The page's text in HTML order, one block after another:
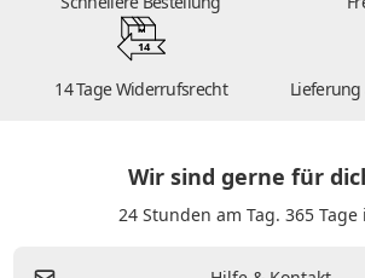
14
14 Tage Widerrufsrecht Lieferung
Wir sind gerne für
24 Stunden am Tag. 365 Tage